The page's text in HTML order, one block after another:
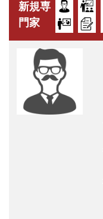
新規専
門家